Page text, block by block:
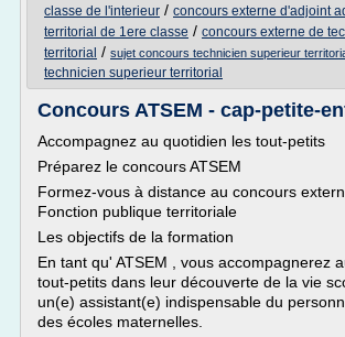
classe de l'interieur / concours externe d'adjoint
territorial de 1ere classe / concours externe de
territorial / sujet concours technicien superieur
technicien superieur territorial
Concours ATSEM - cap-petite-
Accompagnez au quotidien les tout-petits
Préparez le concours ATSEM
Formez-vous à distance au concours
Fonction publique territoriale
Les objectifs de la formation
En tant qu' ATSEM , vous accompagnerez
tout-petits dans leur découverte de la vie
un(e) assistant(e) indispensable du
des écoles maternelles.